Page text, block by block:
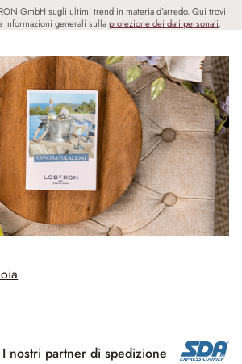
GmbH sugli ultimi trend in materia d’arredo. Qui trovi
informazioni generali sullaprotezione dei dati personali.
I nostri partner di spedizione